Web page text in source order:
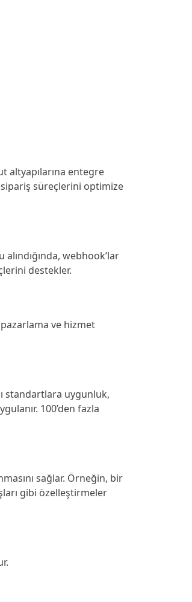
altyapılarına entegre
süreçlerini optimize
webhook’lar
destekler.
ve hizmet
standartlara uygunluk,
100’den fazla
sağlar. Örneğin, bir
gibi özelleştirmeler